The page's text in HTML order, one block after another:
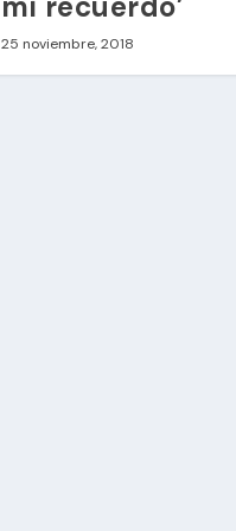
25 noviembre, 2018